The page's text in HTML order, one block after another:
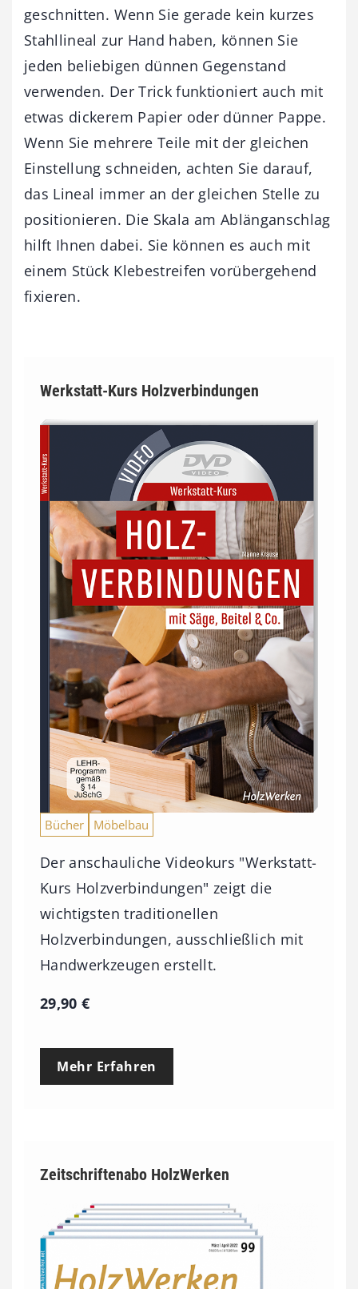
geschnitten. Wenn Sie gerade kein kurzes
Stahllineal zur Hand haben, können Sie
jeden beliebigen dünnen Gegenstand
verwenden. Der Trick funktioniert auch mit
etwas dickerem Papier oder dünner Pappe.
Wenn Sie mehrere Teile mit der gleichen
Einstellung schneiden, achten Sie darauf,
das Lineal immer an der gleichen Stelle zu
positionieren. Die Skala am Ablänganschlag
hilft Ihnen dabei. Sie können es auch mit
einem Stück Klebestreifen vorübergehend
fixieren.
Werkstatt-Kurs Holzverbindungen
Bücher Möbelbau
Der anschauliche Videokurs "Werkstatt-
Kurs Holzverbindungen" zeigt die
wichtigsten traditionellen
Holzverbindungen, ausschließlich mit
Handwerkzeugen erstellt.
29,90€
Mehr Erfahren
Zeitschriftenabo HolzWerken